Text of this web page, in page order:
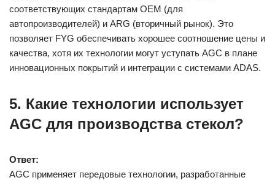
соответствующих стандартам OEM (для
автопроизводителей) и ARG (вторичный рынок). Это
позволяет FYG обеспечивать хорошее соотношение цены и
качества, хотя их технологии могут уступать AGC в плане
инновационных покрытий и интеграции с системами ADAS.
5. Какие технологии использует
AGC для производства стекол?
Ответ:
AGC применяет передовые технологии, разработанные